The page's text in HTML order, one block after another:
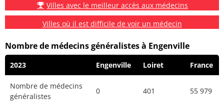
Villes avec le meilleur accès aux médecins
Villes où il est difficile de voir un médecin
Nombre de médecins généralistes à Engenville
2023 Engenville Loiret France
Nombre de médecins
généralistes
0 401 55 979